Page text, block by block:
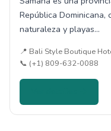
República
naturaleza y playas…
📍 Bali Style Boutique
📞 (+1) 809-632-0088